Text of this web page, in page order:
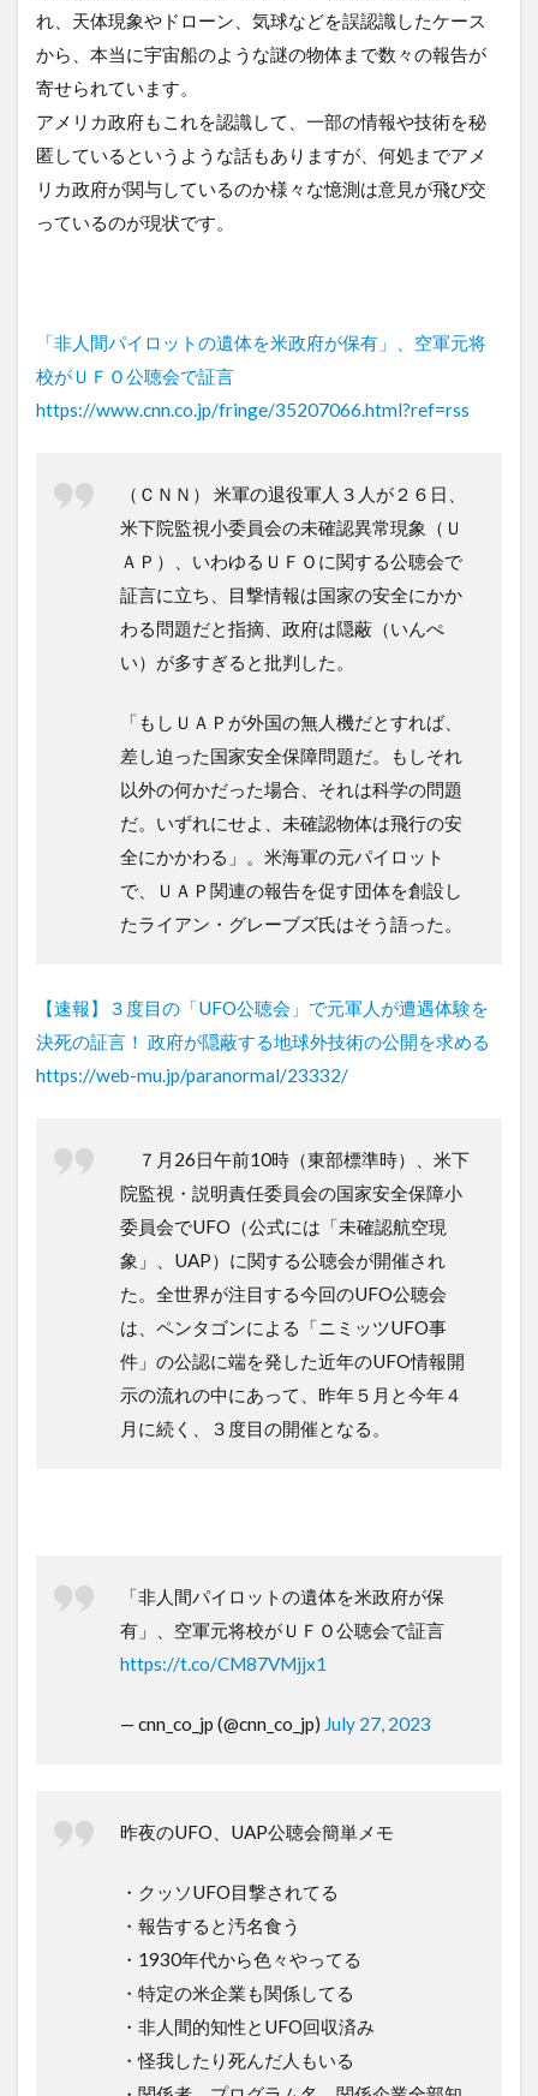
れ、天体現象やドローン、気球などを誤認識したケース
から、本当に宇宙船のような謎の物体まで数々の報告が
寄せられています。
アメリカ政府もこれを認識して、一部の情報や技術を秘
匿しているというような話もありますが、何処までアメ
リカ政府が関与しているのか様々な憶測は意見が飛び交
っているのが現状です。
「非人間パイロットの遺体を米政府が保有」、空軍元将
校がＵＦＯ公聴会で証言
https://www.cnn.co.jp/fringe/35207066.html?ref=rss
（ＣＮＮ） 米軍の退役軍人３人が２６日、
米下院監視小委員会の未確認異常現象（Ｕ
ＡＰ）、いわゆるＵＦＯに関する公聴会で
証言に立ち、目撃情報は国家の安全にかか
わる問題だと指摘、政府は隠蔽（いんぺ
い）が多すぎると批判した。
「もしＵＡＰが外国の無人機だとすれば、
差し迫った国家安全保障問題だ。もしそれ
以外の何かだった場合、それは科学の問題
だ。いずれにせよ、未確認物体は飛行の安
全にかかわる」。米海軍の元パイロット
で、ＵＡＰ関連の報告を促す団体を創設し
たライアン・グレーブズ氏はそう語った。
【速報】３度目の「UFO公聴会」で元軍人が遭遇体験を
決死の証言！ 政府が隠蔽する地球外技術の公開を求める
https://web-mu.jp/paranormal/23332/
７月26日午前10時（東部標準時）、米下
院監視・説明責任委員会の国家安全保障小
委員会でUFO（公式には「未確認航空現
象」、UAP）に関する公聴会が開催され
た。全世界が注目する今回のUFO公聴会
は、ペンタゴンによる「ニミッツUFO事
件」の公認に端を発した近年のUFO情報開
示の流れの中にあって、昨年５月と今年４
月に続く、３度目の開催となる。
「非人間パイロットの遺体を米政府が保
有」、空軍元将校がＵＦＯ公聴会で証言
https://t.co/CM87VMjjx1
— cnn_co_jp (@cnn_co_jp) July 27, 2023
昨夜のUFO、UAP公聴会簡単メモ
・クッソUFO目撃されてる
・報告すると汚名食う
・1930年代から色々やってる
・特定の米企業も関係してる
・非人間的知性とUFO回収済み
・怪我したり死んだ人もいる